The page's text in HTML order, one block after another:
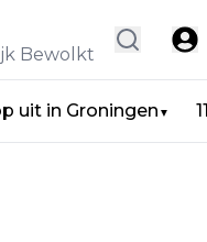
Bewolkt
uit in Groningen ▼